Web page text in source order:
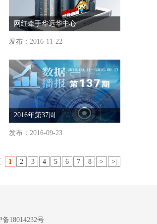
网红牵手华远华中心
发布：2016-11-22
2016年第37周
发布：2016-09-23
1 2 3 4 5 6 7 8 > >|
备18014232号